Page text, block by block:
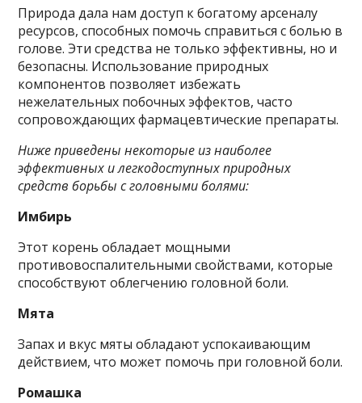
Природа дала нам доступ к богатому арсеналу
ресурсов, способных помочь справиться с болью в
голове. Эти средства не только эффективны, но и
безопасны. Использование природных
компонентов позволяет избежать
нежелательных побочных эффектов, часто
сопровождающих фармацевтические препараты.
Ниже приведены некоторые из наиболее
эффективных и легкодоступных природных
средств борьбы с головными болями:
Имбирь
Этот корень обладает мощными
противовоспалительными свойствами, которые
способствуют облегчению головной боли.
Мята
Запах и вкус мяты обладают успокаивающим
действием, что может помочь при головной боли.
Ромашка